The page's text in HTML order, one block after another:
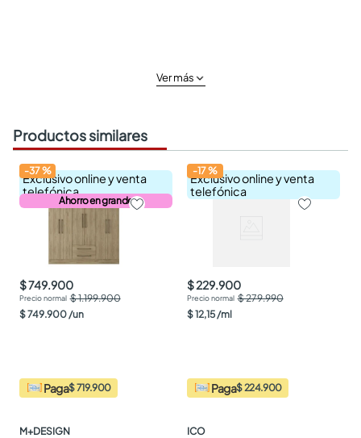
Ver más
Productos similares
Exclusivo online y venta
telefónica
Ahorro en grande
-37%
$ 749.900
$ 1.199.900
$749.900 /un
Paga$ 719.900
M+DESIGN
Exclusivo online y venta
telefónica
-17%
$ 229.900
$ 279.990
$12,15 /ml
Paga$ 224.900
ICO